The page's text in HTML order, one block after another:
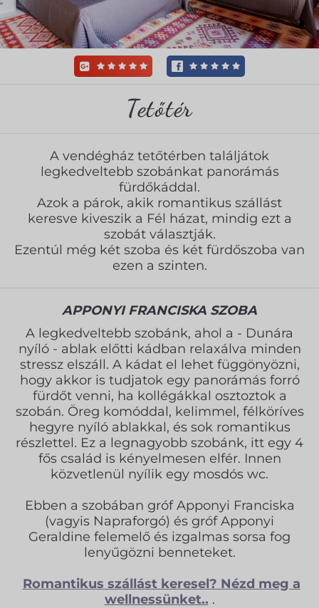
Tetőtér
A vendégház tetőtérben találjátok
legkedveltebb szobánkat panorámás
fürdőkáddal.
Azok a párok, akik romantikus szállást
keresve kiveszik a Fél házat, mindig ezt a
szobát választják.
Ezentúl még két szoba és két fürdőszoba van
ezen a szinten.
APPONYI FRANCISKA SZOBA
A legkedveltebb szobánk, ahol a - Dunára
nyíló - ablak előtti kádban relaxálva minden
stressz elszáll. A kádat el lehet függönyözni,
hogy akkor is tudjatok egy panorámás forró
fürdőt venni, ha kollégákkal osztoztok a
szobán. Öreg komóddal, kelimmel, félköríves
hegyre nyíló ablakkal, és sok romantikus
részlettel. Ez a legnagyobb szobánk, itt egy 4
fős család is kényelmesen elfér. Innen
közvetlenül nyílik egy mosdós wc.
Ebben a szobában gróf Apponyi Franciska
(vagyis Napraforgó) és gróf Apponyi
Geraldine felemelő és izgalmas sorsa fog
lenyűgözni benneteket.
Romantikus szállást keresel? Nézd meg a
wellnessünket.. .